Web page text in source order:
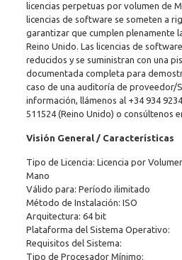
licencias perpetuas por volumen de
licencias de software se someten a
garantizar que cumplen plenamente
Reino Unido. Las licencias de
reducidos y se suministran con una
documentada completa para
caso de una auditoría de proveedor/
información, llámenos al +34 934
511524(Reino Unido) o consúltenos
Visión General / Características
Tipo de Licencia: Licencia por
Mano
Válido para: Período ilimitado
Método de Instalación: ISO
Arquitectura: 64 bit
Plataforma del Sistema Operativo:
Requisitos del Sistema:
Tipo de Procesador Mínimo: